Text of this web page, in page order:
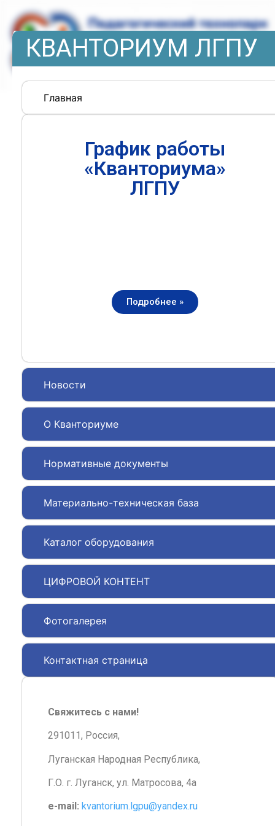
КВАНТОРИУМ ЛГПУ
Главная
Новости
О Кванториуме
Нормативные документы
Материально-техническая база
Каталог оборудования
ЦИФРОВОЙ КОНТЕНТ
Фотогалерея
Контактная страница
График работы
«Кванториума»
ЛГПУ
Подробнее »
Свяжитесь с нами!
291011, Россия,
Луганская Народная Республика,
Г.О. г. Луганск, ул. Матросова, 4а
e-mail: kvantorium.lgpu@yandex.ru